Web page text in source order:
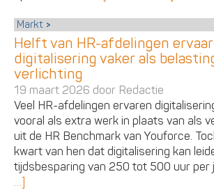
Markt
Helft van HR-afdelingen
digitalisering vaker als
verlichting
19 maart 2026 door Redactie
Veel HR-afdelingen ervaren
vooral als extra werk in plaats van als
uit de HR Benchmark van Youforce.
kwart van hen dat digitalisering kan
tijdsbesparing van 250 tot 500 uur per
…]